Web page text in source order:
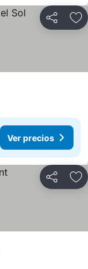
Compartir
Ver precios
Compartir